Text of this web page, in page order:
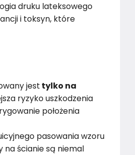
druku lateksowego
i toksyn, które
jest tylko na
ryzyko uszkodzenia
położenia
pasowania wzoru
na ścianie są niemal